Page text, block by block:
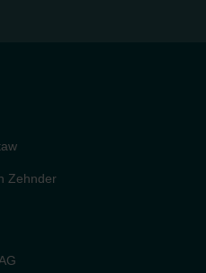
Zehnder